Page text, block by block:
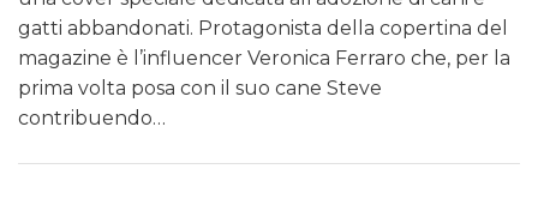
gatti abbandonati. Protagonista della copertina del
magazine è l’influencer Veronica Ferraro che, per la
prima volta posa con il suo cane Steve
contribuendo…